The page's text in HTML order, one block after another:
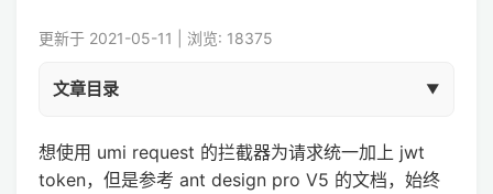
更新于 2021-05-11 | 浏览: 18375
文章目录
想使用 umi request 的拦截器为请求统一加上 jwt
token，但是参考 ant design pro V5 的文档，始终